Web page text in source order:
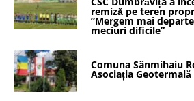
remiză pe teren
”Mergem mai
meciuri dificile”
Comuna Sânmihaiu
Asociația Geotermală